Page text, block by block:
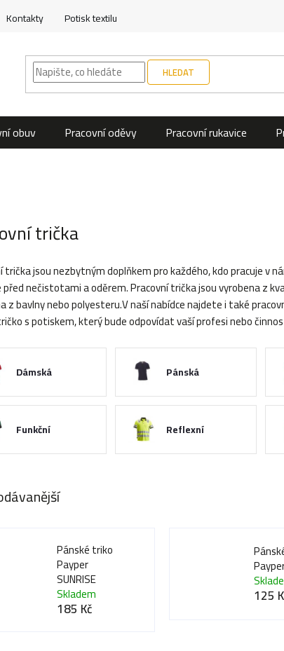
Kontakty Potisk textilu
HLEDAT
obuv Pracovní oděvy Pracovní rukavice
trička
trička jsou nezbytným doplňkem pro každého, kdo pracuje v
nečistotami a oděrem. Pracovní trička jsou vyrobena z
z bavlny nebo polyesteru.V naší nabídce najdete i také
s potiskem, který bude odpovídat vaší profesi nebo
Dámská Pánská
Funkční Reflexní
Pánské triko
Payper
SUNRISE
Skladem
185 Kč
125